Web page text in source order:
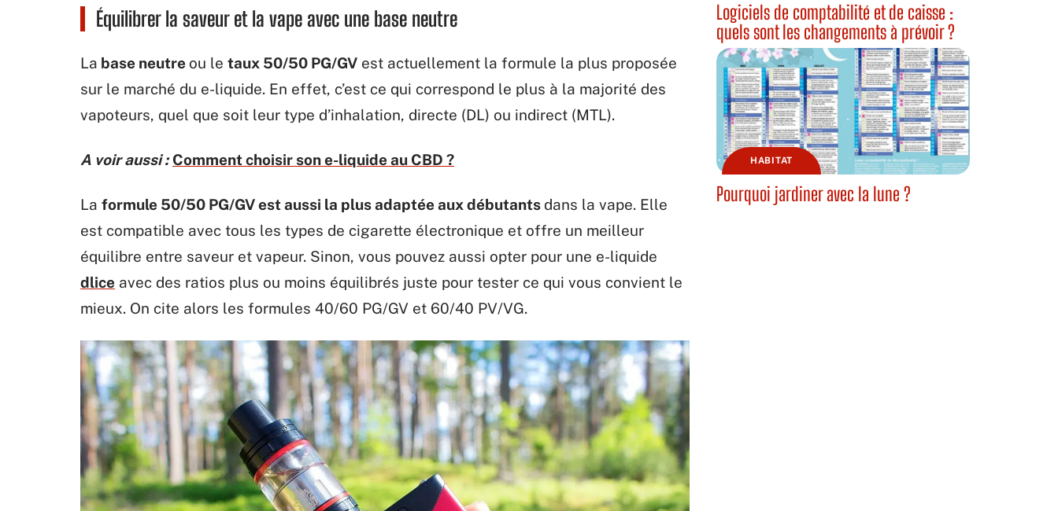
Équilibrer la saveur et la vape avec une base neutre
La base neutre ou le taux 50/50 PG/GV est actuellement la formule la plus proposée
sur le marché du e-liquide. En effet, c’est ce qui correspond le plus à la majorité des
vapoteurs, quel que soit leur type d’inhalation, directe (DL) ou indirect (MTL).
A voir aussi : Comment choisir son e-liquide au CBD ?
La formule 50/50 PG/GV est aussi la plus adaptée aux débutants dans la vape. Elle
est compatible avec tous les types de cigarette électronique et offre un meilleur
équilibre entre saveur et vapeur. Sinon, vous pouvez aussi opter pour une e-liquide
dlice avec des ratios plus ou moins équilibrés juste pour tester ce qui vous convient le
mieux. On cite alors les formules 40/60 PG/GV et 60/40 PV/VG.
Logiciels de comptabilité et de caisse :
quels sont les changements à prévoir ?
HABITAT
Pourquoi jardiner avec la lune ?